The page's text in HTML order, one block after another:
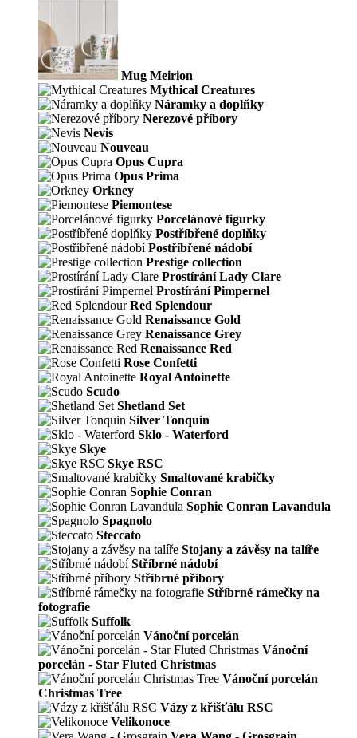
Mug Meirion
Mythical Creatures
Náramky a doplňky
Nerezové příbory
Nevis
Nouveau
Opus Cupra
Opus Prima
Orkney
Piemontese
Porcelánové figurky
Postříbřené doplňky
Postříbřené nádobí
Prestige collection
Prostírání Lady Clare
Prostírání Pimpernel
Red Splendour
Renaissance Gold
Renaissance Grey
Renaissance Red
Rose Confetti
Royal Antoinette
Scudo
Shetland Set
Silver Tonquin
Sklo - Waterford
Skye
Skye RSC
Smaltované krabičky
Sophie Conran
Sophie Conran Lavandula
Spagnolo
Steccato
Stojany a závěsy na talíře
Stříbrné nádobí
Stříbrné příbory
Stříbrné rámečky na
fotografie
Suffolk
Vánoční porcelán
Vánoční
porcelán - Star Fluted Christmas
Vánoční porcelán
Christmas Tree
Vázy z křišťálu RSC
Velikonoce